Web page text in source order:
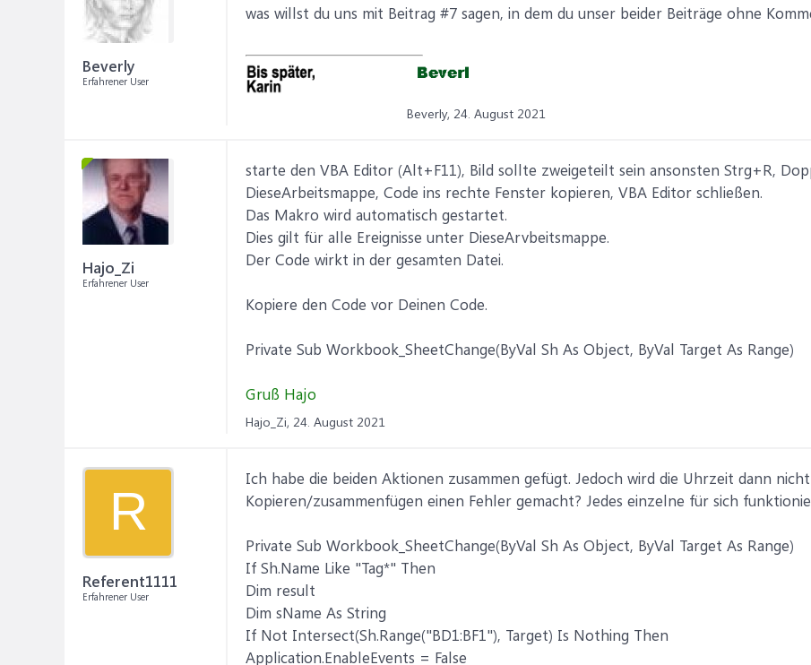
Beverly
Erfahrener User
was willst du uns mit Beitrag #7 sagen, in dem du unser beider Beiträge ohne
Beverly, 24. August 2021
Hajo_Zi
Erfahrener User
starte den VBA Editor (Alt+F11), Bild sollte zweigeteilt sein ansonsten Strg+R,
DieseArbeitsmappe, Code ins rechte Fenster kopieren, VBA Editor schließen.
Das Makro wird automatisch gestartet.
Dies gilt für alle Ereignisse unter DieseArvbeitsmappe.
Der Code wirkt in der gesamten Datei.
Kopiere den Code vor Deinen Code.
Private Sub Workbook_SheetChange(ByVal Sh As Object, ByVal Target As Range)
Gruß Hajo
Hajo_Zi, 24. August 2021
R
Referent1111
Erfahrener User
Ich habe die beiden Aktionen zusammen gefügt. Jedoch wird die Uhrzeit dann
Kopieren/zusammenfügen einen Fehler gemacht? Jedes einzelne für sich
Private Sub Workbook_SheetChange(ByVal Sh As Object, ByVal Target As Range)
If Sh.Name Like "Tag*" Then
Dim result
Dim sName As String
If Not Intersect(Sh.Range("BD1:BF1"), Target) Is Nothing Then
Application.EnableEvents = False